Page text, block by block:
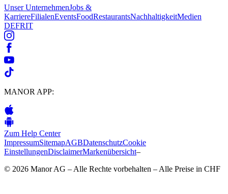
Unser UnternehmenJobs &
KarriereFilialenEventsFoodRestaurantsNachhaltigkeitMedien
DEFRIT
MANOR APP:
Zum Help Center
ImpressumSitemapAGBDatenschutzCookie
EinstellungenDisclaimerMarkenübersicht–
© 2026 Manor AG – Alle Rechte vorbehalten – Alle Preise in CHF